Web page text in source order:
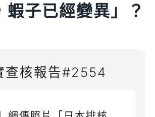
蝦子已經變異」？
查核報告#2554